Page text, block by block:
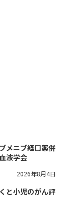
メニブ経口薬併
液学会
2026年8月4日
と小児のがん評